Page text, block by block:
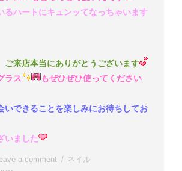
るハートにキュンッてなっちゃいます
ご来店本当にありがとうございます
ラス
もぜひぜひ使ってください
いできることを楽しみにお待ちしてお
いました
a comment
ネイル